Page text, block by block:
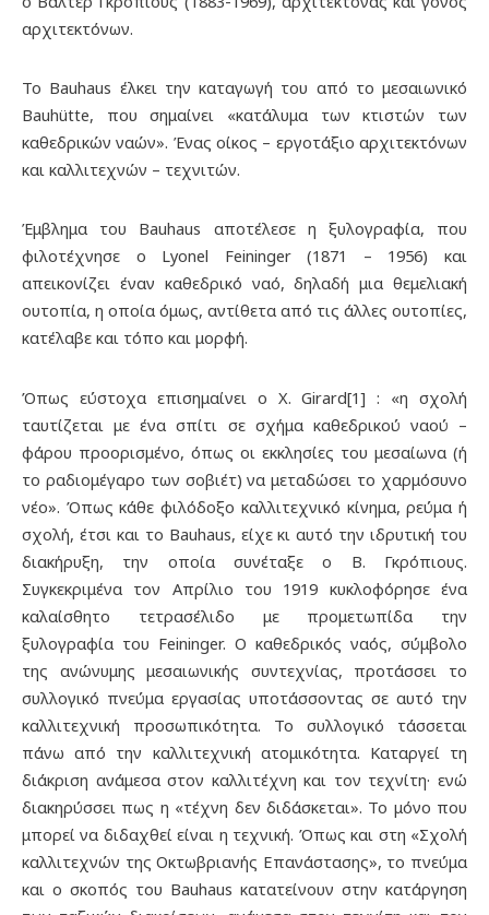
αρχιτεκτόνων.
Το Bauhaus έλκει την καταγωγή του από το μεσαιωνικό
Bauhütte, που σημαίνει «κατάλυμα των κτιστών των
καθεδρικών ναών». Ένας οίκος – εργοτάξιο αρχιτεκτόνων
και καλλιτεχνών – τεχνιτών.
Έμβλημα του Bauhaus αποτέλεσε η ξυλογραφία, που
φιλοτέχνησε ο Lyonel Feininger (1871 – 1956) και
απεικονίζει έναν καθεδρικό ναό, δηλαδή μια θεμελιακή
ουτοπία, η οποία όμως, αντίθετα από τις άλλες ουτοπίες,
κατέλαβε και τόπο και μορφή.
Όπως εύστοχα επισημαίνει ο X. Girard[1] : «η σχολή
ταυτίζεται με ένα σπίτι σε σχήμα καθεδρικού ναού –
φάρου προορισμένο, όπως οι εκκλησίες του μεσαίωνα (ή
το ραδιομέγαρο των σοβιέτ) να μεταδώσει το χαρμόσυνο
νέο». Όπως κάθε φιλόδοξο καλλιτεχνικό κίνημα, ρεύμα ή
σχολή, έτσι και το Bauhaus, είχε κι αυτό την ιδρυτική του
διακήρυξη, την οποία συνέταξε ο Β. Γκρόπιους.
Συγκεκριμένα τον Απρίλιο του 1919 κυκλοφόρησε ένα
καλαίσθητο τετρασέλιδο με προμετωπίδα την
ξυλογραφία του Feininger. Ο καθεδρικός ναός, σύμβολο
της ανώνυμης μεσαιωνικής συντεχνίας, προτάσσει το
συλλογικό πνεύμα εργασίας υποτάσσοντας σε αυτό την
καλλιτεχνική προσωπικότητα. Το συλλογικό τάσσεται
πάνω από την καλλιτεχνική ατομικότητα. Καταργεί τη
διάκριση ανάμεσα στον καλλιτέχνη και τον τεχνίτη· ενώ
διακηρύσσει πως η «τέχνη δεν διδάσκεται». Το μόνο που
μπορεί να διδαχθεί είναι η τεχνική. Όπως και στη «Σχολή
καλλιτεχνών της Οκτωβριανής Επανάστασης», το πνεύμα
και ο σκοπός του Bauhaus κατατείνουν στην κατάργηση